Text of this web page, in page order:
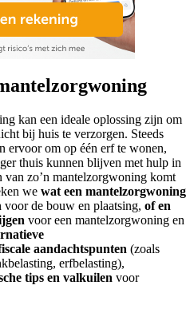
kan een ideale oplossing zijn om
bij huis te verzorgen. Steeds
ervoor om op één erf te wonen,
thuis kunnen blijven met hulp in
van zo’n mantelzorgwoning komt
we wat een mantelzorgwoning
voor de bouw en plaatsing, of en
voor een mantelzorgwoning en
aandachtspunten (zoals
erfbelasting),
tips en valkuilen voor